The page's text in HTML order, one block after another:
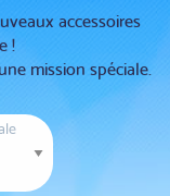
accessoires
!
mission spéciale.